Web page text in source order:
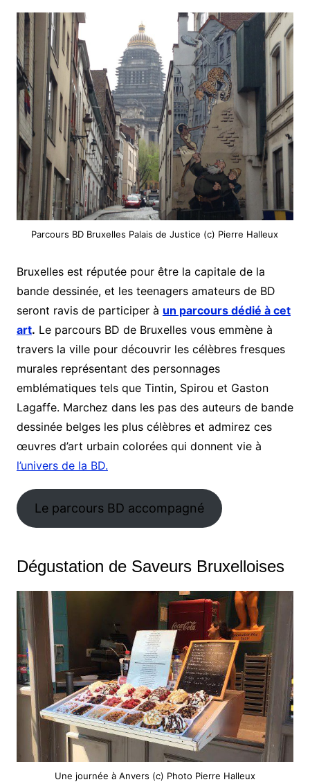
Parcours BD Bruxelles Palais de Justice (c) Pierre Halleux
Bruxelles est réputée pour être la capitale de la
bande dessinée, et les teenagers amateurs de BD
seront ravis de participer à un parcours dédié à cet
art. Le parcours BD de Bruxelles vous emmène à
travers la ville pour découvrir les célèbres fresques
murales représentant des personnages
emblématiques tels que Tintin, Spirou et Gaston
Lagaffe. Marchez dans les pas des auteurs de bande
dessinée belges les plus célèbres et admirez ces
œuvres d’art urbain colorées qui donnent vie à
l’univers de la BD.
Le parcours BD accompagné
Dégustation de Saveurs Bruxelloises
Une journée à Anvers (c) Photo Pierre Halleux